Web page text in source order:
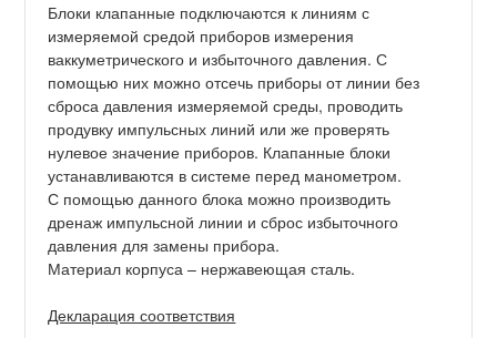
Блоки клапанные подключаются к линиям с
измеряемой средой приборов измерения
ваккуметрического и избыточного давления. С
помощью них можно отсечь приборы от линии без
сброса давления измеряемой среды, проводить
продувку импульсных линий или же проверять
нулевое значение приборов. Клапанные блоки
устанавливаются в системе перед манометром.
С помощью данного блока можно производить
дренаж импульсной линии и сброс избыточного
давления для замены прибора.
Материал корпуса – нержавеющая сталь.
Декларация соответствия